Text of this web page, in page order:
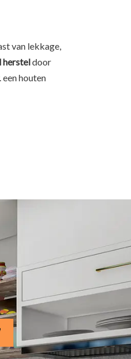
van lekkage,
hersteldoor
houten